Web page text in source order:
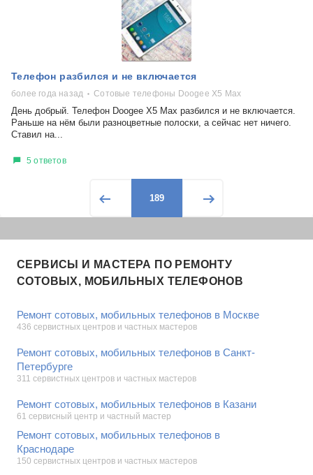
Телефон разбился и не включается
более года назад Сотовые телефоны Doogee X5 Max
День добрый. Телефон Doogee X5 Max разбился и не включается.
Раньше на нём были разноцветные полоски, а сейчас нет ничего.
Ставил на...
5 ответов
189
СЕРВИСЫ И МАСТЕРА ПО РЕМОНТУ
СОТОВЫХ, МОБИЛЬНЫХ ТЕЛЕФОНОВ
Ремонт сотовых, мобильных телефонов в Москве
436 сервистных центров и частных мастеров
Ремонт сотовых, мобильных телефонов в Санкт-
Петербурге
311 сервистных центров и частных мастеров
Ремонт сотовых, мобильных телефонов в Казани
61 сервисный центр и частный мастер
Ремонт сотовых, мобильных телефонов в
Краснодаре
150 сервистных центров и частных мастеров